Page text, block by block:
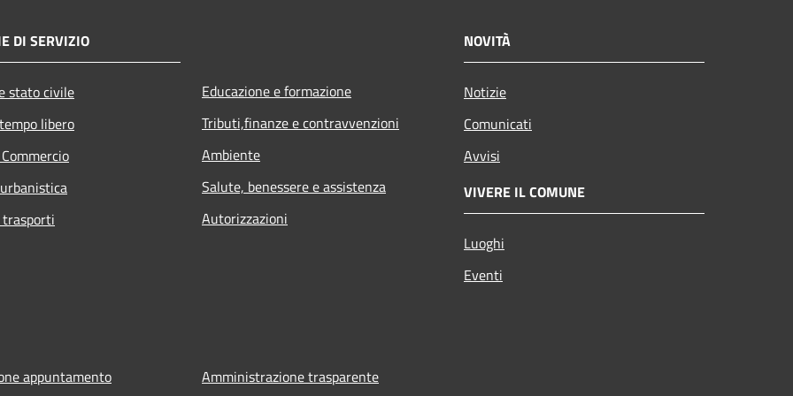
DI SERVIZIO
stato civile
libero
Educazione e formazione
Tributi,finanze e contravvenzioni
Ambiente
Salute, benessere e assistenza
Autorizzazioni
NOVITÀ
Notizie
Comunicati
Avvisi
VIVERE IL COMUNE
Luoghi
Eventi
appuntamento Amministrazione trasparente